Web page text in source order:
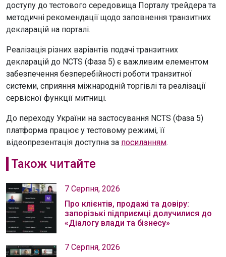
доступу до тестового середовища Порталу трейдера та
методичні рекомендації щодо заповнення транзитних
декларацій на порталі.
Реалізація різних варіантів подачі транзитних
декларацій до NCTS (Фаза 5) є важливим елементом
забезпечення безперебійності роботи транзитної
системи, сприяння міжнародній торгівлі та реалізації
сервісної функції митниці.
До переходу України на застосування NCTS (Фаза 5)
платформа працює у тестовому режимі, її
відеопрезентація доступна за посиланням.
Також читайте
7 Серпня, 2026
Про клієнтів, продажі та довіру:
запорізькі підприємці долучилися до
«Діалогу влади та бізнесу»
7 Серпня, 2026